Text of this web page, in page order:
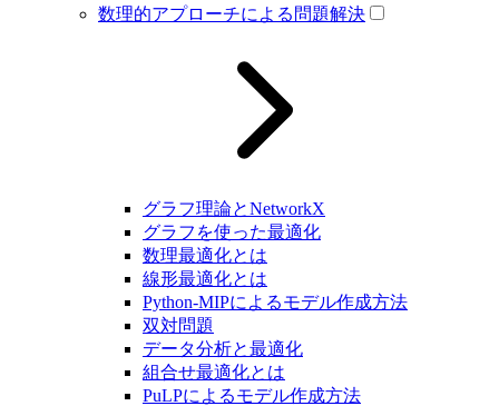
数理的アプローチによる問題解決
グラフ理論とNetworkX
グラフを使った最適化
数理最適化とは
線形最適化とは
Python-MIPによるモデル作成方法
双対問題
データ分析と最適化
組合せ最適化とは
PuLPによるモデル作成方法